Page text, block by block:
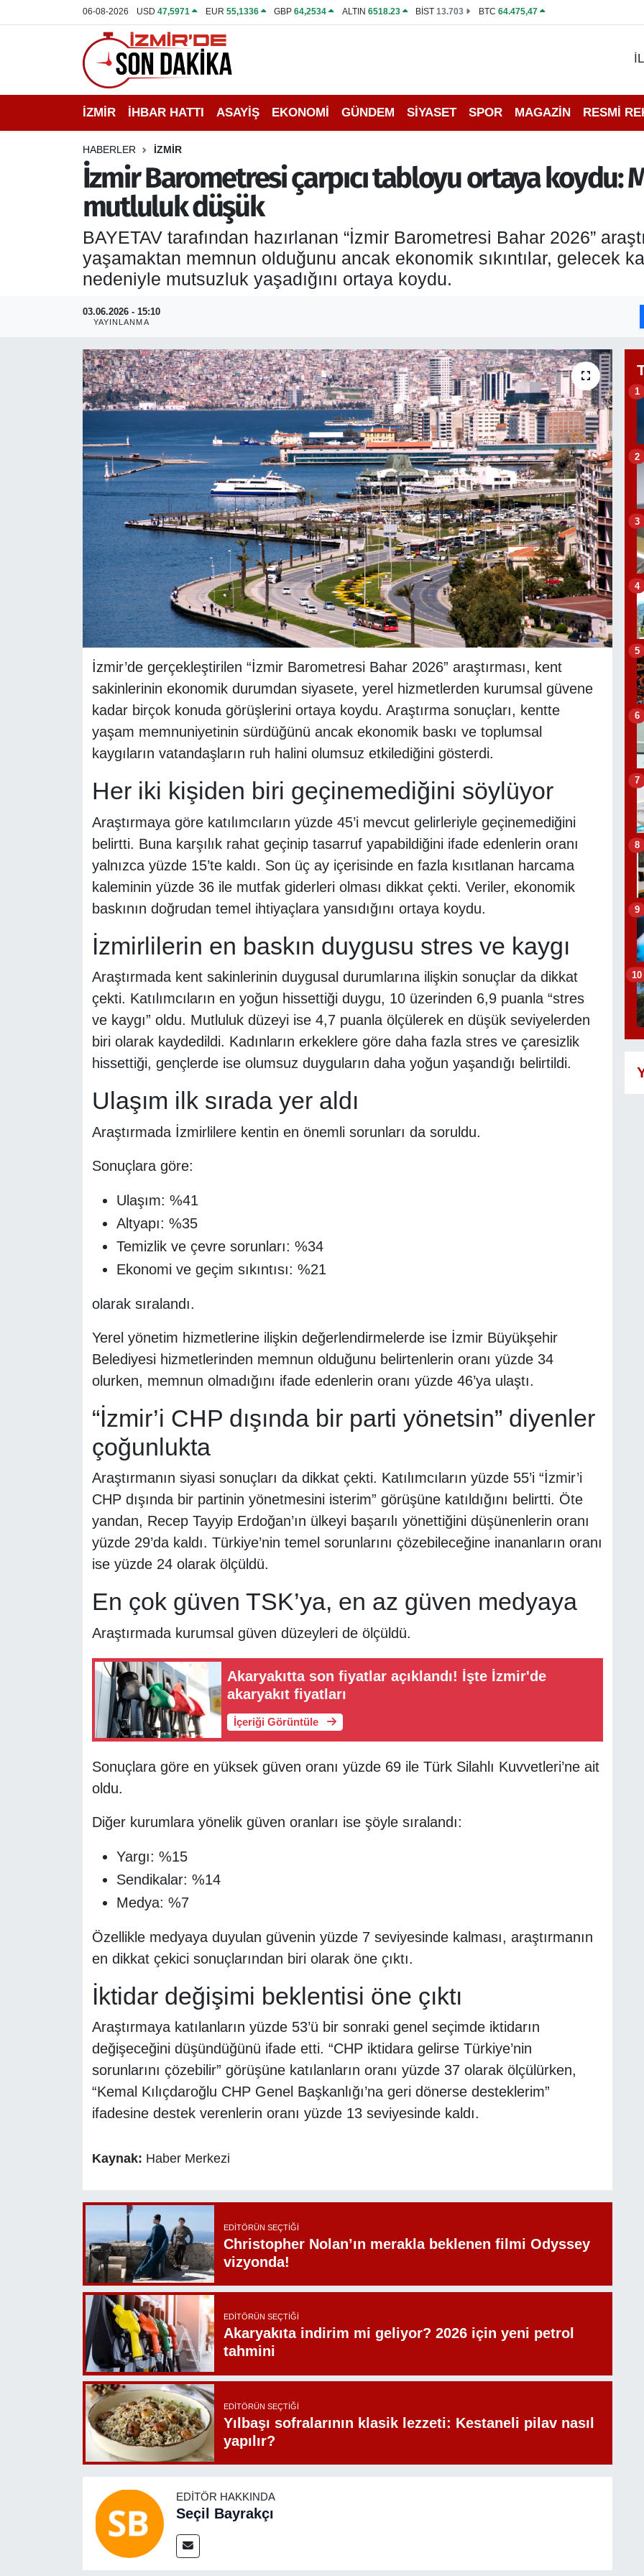
06-08-2026 USD47,5971 EUR 55,1336 GBP64,2534 ALTIN 6518.23 BİST13.703 BTC 64.475,47
İZMİR İHBAR HATTI ASAYİŞ EKONOMİ GÜNDEM SİYASET SPOR MAGAZİN RESMİ
HABERLER İZMİR
İzmir Barometresi çarpıcı tabloyu ortaya koydu:
mutluluk düşük
BAYETAV tarafından hazırlanan “İzmir Barometresi Bahar 2026”
yaşamaktan memnun olduğunu ancak ekonomik sıkıntılar, gelecek
nedeniyle mutsuzluk yaşadığını ortaya koydu.
03.06.2026 - 15:10
YAYINLANMA
İzmir’de gerçekleştirilen “İzmir Barometresi Bahar 2026” araştırması, kent
sakinlerinin ekonomik durumdan siyasete, yerel hizmetlerden kurumsal güvene
kadar birçok konuda görüşlerini ortaya koydu. Araştırma sonuçları, kentte
yaşam memnuniyetinin sürdüğünü ancak ekonomik baskı ve toplumsal
kaygıların vatandaşların ruh halini olumsuz etkilediğini gösterdi.
Her iki kişiden biri geçinemediğini söylüyor
Araştırmaya göre katılımcıların yüzde 45’i mevcut gelirleriyle geçinemediğini
belirtti. Buna karşılık rahat geçinip tasarruf yapabildiğini ifade edenlerin oranı
yalnızca yüzde 15’te kaldı. Son üç ay içerisinde en fazla kısıtlanan harcama
kaleminin yüzde 36 ile mutfak giderleri olması dikkat çekti. Veriler, ekonomik
baskının doğrudan temel ihtiyaçlara yansıdığını ortaya koydu.
İzmirlilerin en baskın duygusu stres ve kaygı
Araştırmada kent sakinlerinin duygusal durumlarına ilişkin sonuçlar da dikkat
çekti. Katılımcıların en yoğun hissettiği duygu, 10 üzerinden 6,9 puanla “stres
ve kaygı” oldu. Mutluluk düzeyi ise 4,7 puanla ölçülerek en düşük seviyelerden
biri olarak kaydedildi. Kadınların erkeklere göre daha fazla stres ve çaresizlik
hissettiği, gençlerde ise olumsuz duyguların daha yoğun yaşandığı belirtildi.
Ulaşım ilk sırada yer aldı
Araştırmada İzmirlilere kentin en önemli sorunları da soruldu.
Sonuçlara göre:
Ulaşım: %41
Altyapı: %35
Temizlik ve çevre sorunları: %34
Ekonomi ve geçim sıkıntısı: %21
olarak sıralandı.
Yerel yönetim hizmetlerine ilişkin değerlendirmelerde ise İzmir Büyükşehir
Belediyesi hizmetlerinden memnun olduğunu belirtenlerin oranı yüzde 34
olurken, memnun olmadığını ifade edenlerin oranı yüzde 46’ya ulaştı.
“İzmir’i CHP dışında bir parti yönetsin” diyenler
çoğunlukta
Araştırmanın siyasi sonuçları da dikkat çekti. Katılımcıların yüzde 55’i “İzmir’i
CHP dışında bir partinin yönetmesini isterim” görüşüne katıldığını belirtti. Öte
yandan, Recep Tayyip Erdoğan’ın ülkeyi başarılı yönettiğini düşünenlerin oranı
yüzde 29’da kaldı. Türkiye’nin temel sorunlarını çözebileceğine inananların oranı
ise yüzde 24 olarak ölçüldü.
En çok güven TSK’ya, en az güven medyaya
Araştırmada kurumsal güven düzeyleri de ölçüldü.
Akaryakıtta son fiyatlar açıklandı! İşte İzmir'de
akaryakıt fiyatları
İçeriği Görüntüle
Sonuçlara göre en yüksek güven oranı yüzde 69 ile Türk Silahlı Kuvvetleri’ne ait
oldu.
Diğer kurumlara yönelik güven oranları ise şöyle sıralandı:
Yargı: %15
Sendikalar: %14
Medya: %7
Özellikle medyaya duyulan güvenin yüzde 7 seviyesinde kalması, araştırmanın
en dikkat çekici sonuçlarından biri olarak öne çıktı.
İktidar değişimi beklentisi öne çıktı
Araştırmaya katılanların yüzde 53’ü bir sonraki genel seçimde iktidarın
değişeceğini düşündüğünü ifade etti. “CHP iktidara gelirse Türkiye’nin
sorunlarını çözebilir” görüşüne katılanların oranı yüzde 37 olarak ölçülürken,
“Kemal Kılıçdaroğlu CHP Genel Başkanlığı’na geri dönerse desteklerim”
ifadesine destek verenlerin oranı yüzde 13 seviyesinde kaldı.
Kaynak: Haber Merkezi
EDITÖRÜN SEÇTIĞI
Christopher Nolan’ın merakla beklenen filmi Odyssey
vizyonda!
EDITÖRÜN SEÇTIĞI
Akaryakıta indirim mi geliyor? 2026 için yeni petrol
tahmini
EDITÖRÜN SEÇTIĞI
Yılbaşı sofralarının klasik lezzeti: Kestaneli pilav nasıl
yapılır?
EDITÖR HAKKINDA
Seçil Bayrakçı
1
2
3
4
5
6
7
8
9
10
İHBAR HATTI
DEPREM
EKONOMİ
SİYASET
ASAYİŞ
RESMİ REKLAM
İzmir Nöbetçi Eczaneler
İzmir Hava Durumu
İzmir Namaz Vakitleri
İzmir Trafik Yoğunluk Haritası
Puan Durumu ve Fikstür
Tüm Manşetler
Son Dakika Haberleri
Haber Arşivi